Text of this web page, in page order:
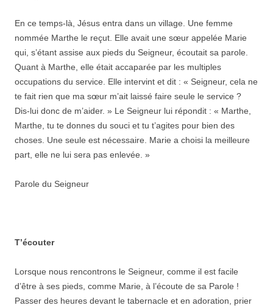
En ce temps-là, Jésus entra dans un village. Une femme
nommée Marthe le reçut. Elle avait une sœur appelée Marie
qui, s’étant assise aux pieds du Seigneur, écoutait sa parole.
Quant à Marthe, elle était accaparée par les multiples
occupations du service. Elle intervint et dit : « Seigneur, cela ne
te fait rien que ma sœur m’ait laissé faire seule le service ?
Dis-lui donc de m’aider. » Le Seigneur lui répondit : « Marthe,
Marthe, tu te donnes du souci et tu t’agites pour bien des
choses. Une seule est nécessaire. Marie a choisi la meilleure
part, elle ne lui sera pas enlevée. »
Parole du Seigneur
T’écouter
Lorsque nous rencontrons le Seigneur, comme il est facile
d’être à ses pieds, comme Marie, à l’écoute de sa Parole !
Passer des heures devant le tabernacle et en adoration, prier